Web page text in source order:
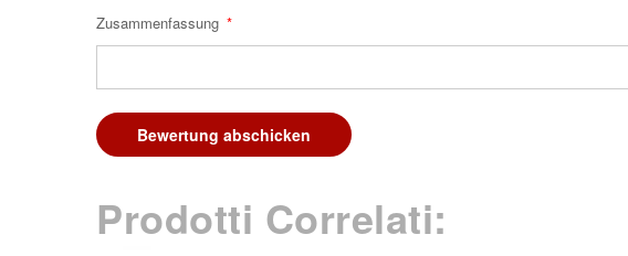
Zusammenfassung
Bewertung abschicken
Prodotti Correlati: